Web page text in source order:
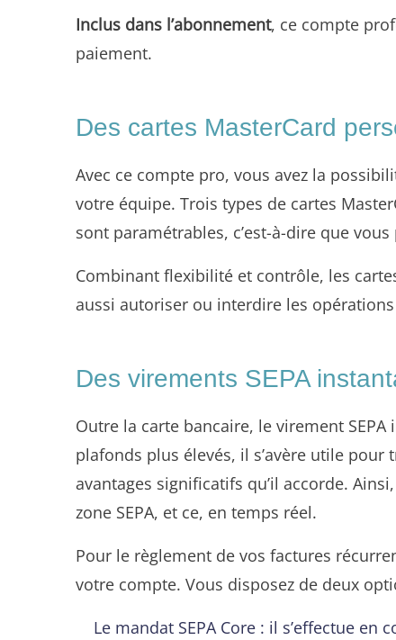
Inclus dans l’abonnement, ce compte
paiement.
Des cartes MasterCard
Avec ce compte pro, vous avez la
votre équipe. Trois types de cartes
sont paramétrables, c’est-à-dire que
Combinant flexibilité et contrôle, les
aussi autoriser ou interdire les
Des virements SEPA
Outre la carte bancaire, le virement
plafonds plus élevés, il s’avère utile
avantages significatifs qu’il accorde.
zone SEPA, et ce, en temps réel.
Pour le règlement de vos factures
votre compte. Vous disposez de deux
Le mandat SEPA Core : il s’effectue